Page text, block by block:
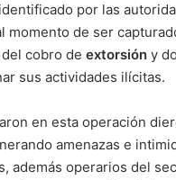
por las
momento de ser
cobro de extorsión y
sus actividades ilícitas.
en esta operación
amenazas e
además operarios del